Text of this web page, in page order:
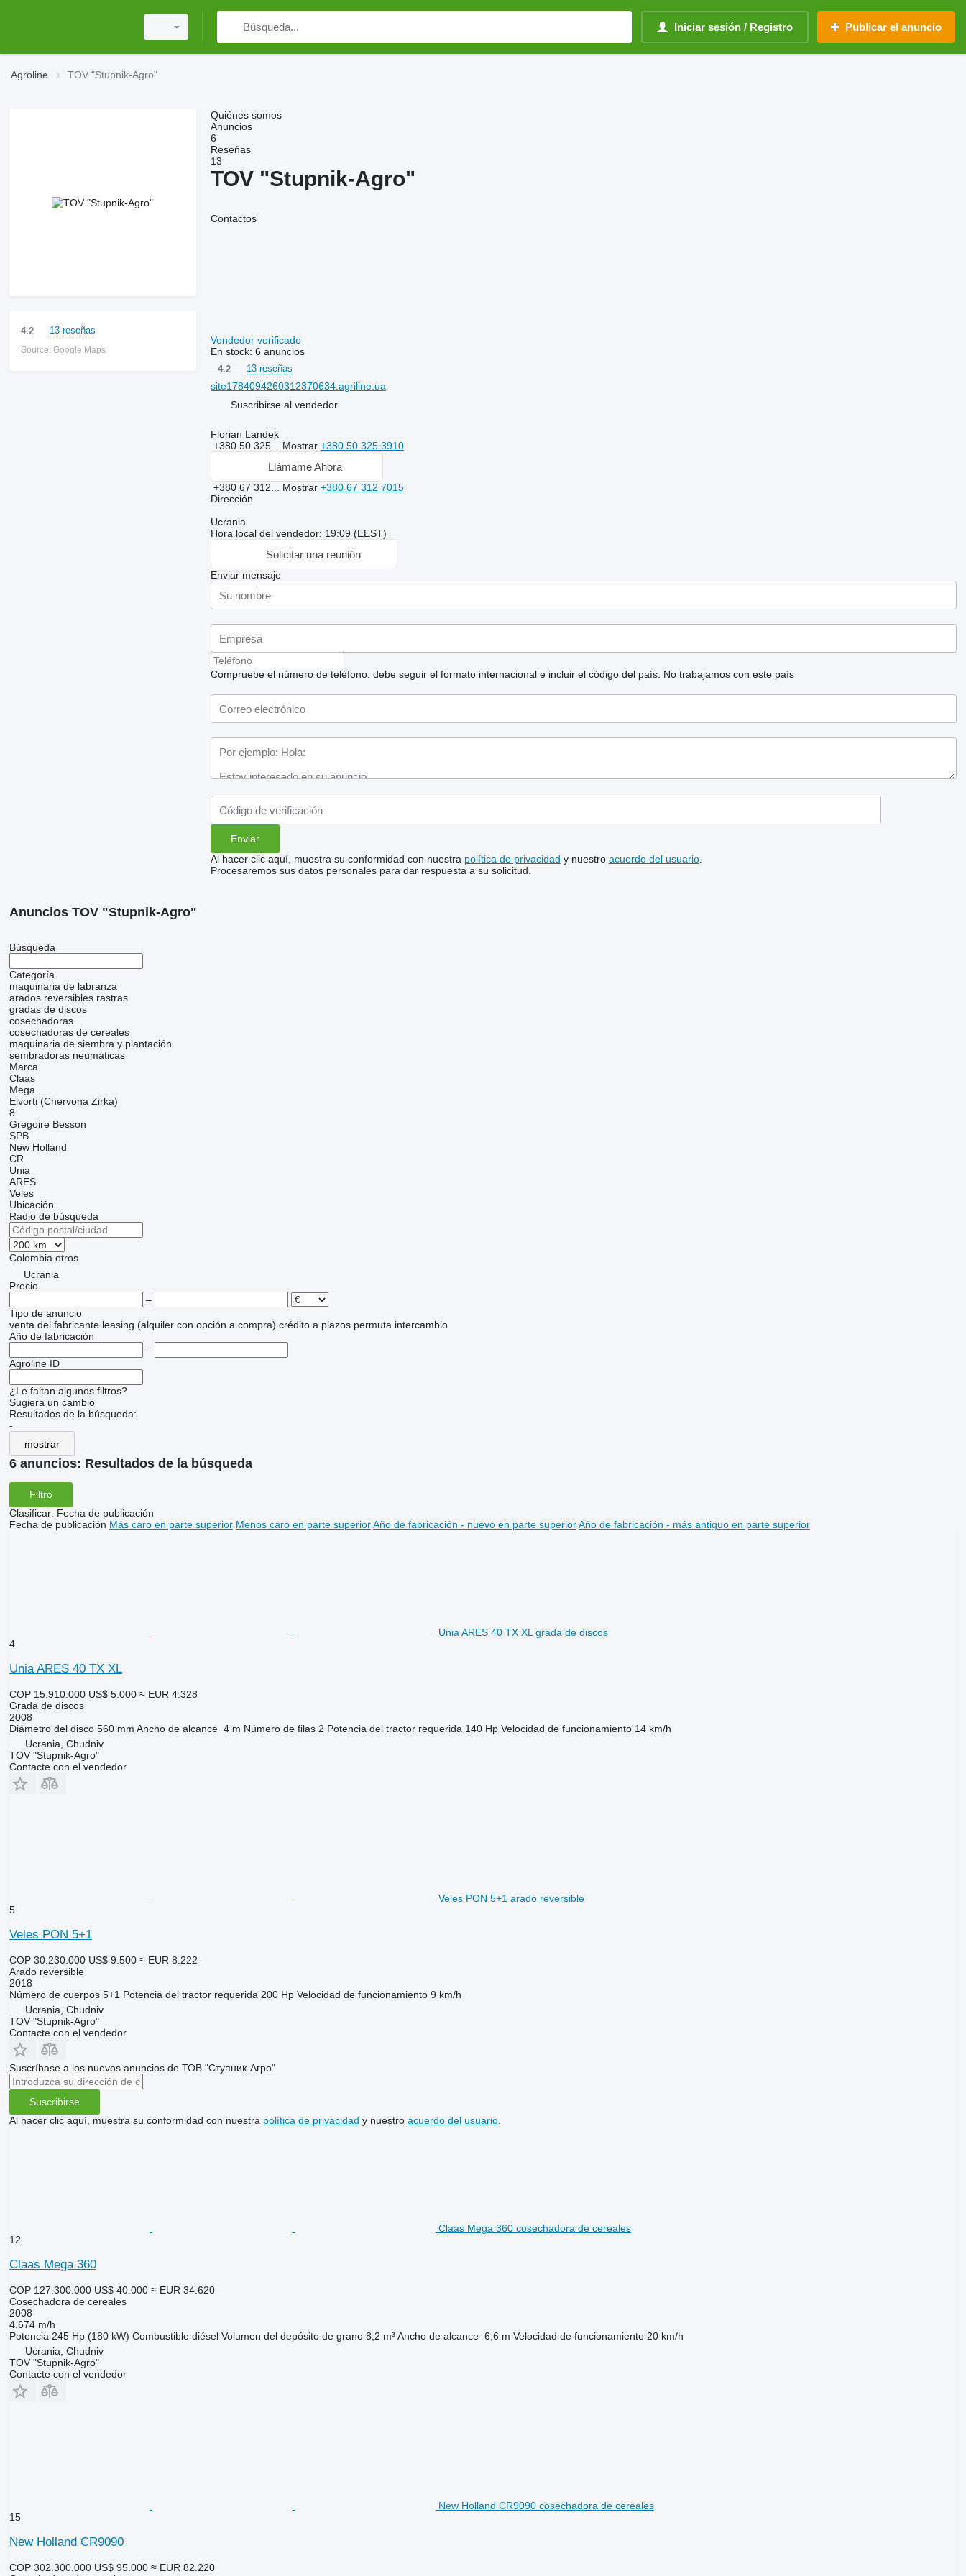
Iniciar sesión / Registro Publicar el anuncio
Agroline TOV "Stupnik-Agro"
4.2 13 reseñas
Source: Google Maps
Quiénes somos
Anuncios
6
Reseñas
13
TOV "Stupnik-Agro"
Contactos
Vendedor verificado
En stock: 6 anuncios
4.2 13 reseñas
site1784094260312370634.agriline.ua
Suscribirse al vendedor
Florian Landek
+380 50 325... Mostrar +380 50 325 3910
Llámame Ahora
+380 67 312... Mostrar +380 67 312 7015
Dirección
Ucrania
Hora local del vendedor: 19:09 (EEST)
Solicitar una reunión
Enviar mensaje
Compruebe el número de teléfono: debe seguir el formato internacional e incluir el código del país. No trabajamos con este país
Al hacer clic aquí, muestra su conformidad con nuestra política de privacidad y nuestro acuerdo del usuario.
Procesaremos sus datos personales para dar respuesta a su solicitud.
Anuncios TOV "Stupnik-Agro"
Búsqueda
Categoría
maquinaria de labranza
arados reversibles rastras
gradas de discos
cosechadoras
cosechadoras de cereales
maquinaria de siembra y plantación
sembradoras neumáticas
Marca
Claas
Mega
Elvorti (Chervona Zirka)
8
Gregoire Besson
SPB
New Holland
CR
Unia
ARES
Veles
Ubicación
Radio de búsqueda
Colombia otros
Ucrania
Precio
–
Tipo de anuncio
venta del fabricante leasing (alquiler con opción a compra) crédito a plazos permuta intercambio
Año de fabricación
–
Agroline ID
¿Le faltan algunos filtros?
Sugiera un cambio
Resultados de la búsqueda:
-
mostrar
6 anuncios: Resultados de la búsqueda
Filtro
Clasificar: Fecha de publicación
Fecha de publicación Más caro en parte superior Menos caro en parte superior Año de fabricación - nuevo en parte superior Año de fabricación - más antiguo en parte superior
Unia ARES 40 TX XL grada de discos
4
Unia ARES 40 TX XL
COP 15.910.000 US$ 5.000 ≈ EUR 4.328
Grada de discos
2008
Diámetro del disco 560 mm Ancho de alcance 4 m Número de filas 2 Potencia del tractor requerida 140 Hp Velocidad de funcionamiento 14 km/h
Ucrania, Chudniv
TOV "Stupnik-Agro"
Contacte con el vendedor
Veles PON 5+1 arado reversible
5
Veles PON 5+1
COP 30.230.000 US$ 9.500 ≈ EUR 8.222
Arado reversible
2018
Número de cuerpos 5+1 Potencia del tractor requerida 200 Hp Velocidad de funcionamiento 9 km/h
Ucrania, Chudniv
TOV "Stupnik-Agro"
Contacte con el vendedor
Suscríbase a los nuevos anuncios de ТОВ "Ступник-Агро"
Suscribirse
Al hacer clic aquí, muestra su conformidad con nuestra política de privacidad y nuestro acuerdo del usuario.
Claas Mega 360 cosechadora de cereales
12
Claas Mega 360
COP 127.300.000 US$ 40.000 ≈ EUR 34.620
Cosechadora de cereales
2008
4.674 m/h
Potencia 245 Hp (180 kW) Combustible diésel Volumen del depósito de grano 8,2 m³ Ancho de alcance 6,6 m Velocidad de funcionamiento 20 km/h
Ucrania, Chudniv
TOV "Stupnik-Agro"
Contacte con el vendedor
New Holland CR9090 cosechadora de cereales
15
New Holland CR9090
COP 302.300.000 US$ 95.000 ≈ EUR 82.220